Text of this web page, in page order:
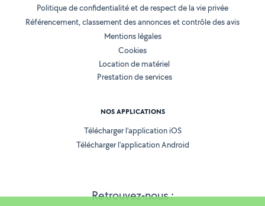
Retrouvez-nous :
Politique de confidentialité et de respect de la vie privée
Référencement, classement des annonces et contrôle des avis
Mentions légales
Cookies
Location de matériel
Prestation de services
NOS APPLICATIONS
Télécharger l’application iOS
Télécharger l’application Android